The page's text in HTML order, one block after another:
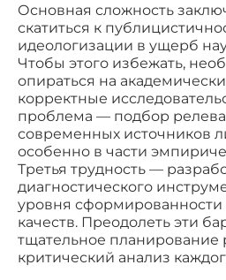
Основная сложность
скатиться к
идеологизации в ущерб
Чтобы этого избежать,
опираться на
корректные
проблема — подбор
современных источников
особенно в части
Третья трудность —
диагностического
уровня сформированности
качеств. Преодолеть эти
тщательное планирование
критический анализ